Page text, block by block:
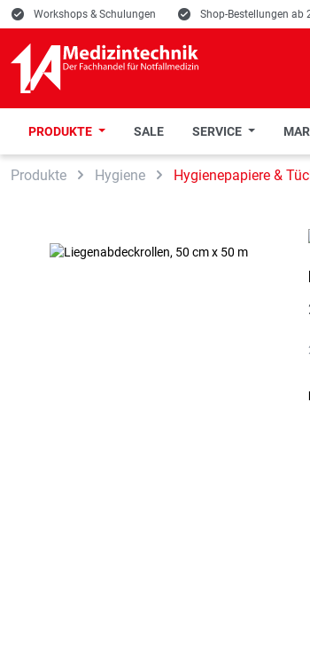
Zur Suche springen
Zur Hauptnavigation springen
E Workshops & Schulungen E Shop-Bestellungen ab
PRODUKTE SALE SERVICE
Produkte Hygiene Hygienepapiere &